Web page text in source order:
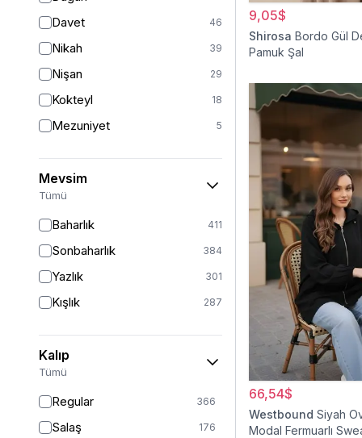
Davet 46
Nikah 39
Nişan 29
Kokteyl 18
Mezuniyet 5
Mevsim
Tümü
Baharlık 411
Sonbaharlık 384
Yazlık 301
Kışlık 287
Kalıp
Tümü
Regular 366
Salaş 176
9,05$
Shirosa Bordo Gül
Pamuk Şal
66,54$
Westbound Siyah
Modal Fermuarlı